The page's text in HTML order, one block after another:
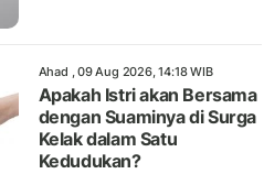
Ahad , 09 Aug 2026, 14:18 WIB
Apakah Istri akan Bersama
dengan Suaminya di Surga
Kelak dalam Satu
Kedudukan?